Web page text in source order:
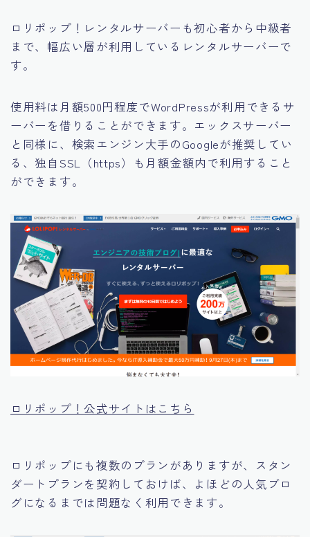
ロリポップ！レンタルサーバーも初心者から中級者
まで、幅広い層が利用しているレンタルサーバーで
す。
使用料は月額500円程度でWordPressが利用できるサ
ーバーを借りることができます。エックスサーバー
と同様に、検索エンジン大手のGoogleが推奨してい
る、独自SSL（https）も月額金額内で利用すること
ができます。
ロリポップ！公式サイトはこちら
ロリポップにも複数のプランがありますが、スタン
ダートプランを契約しておけば、よほどの人気ブロ
グになるまでは問題なく利用できます。